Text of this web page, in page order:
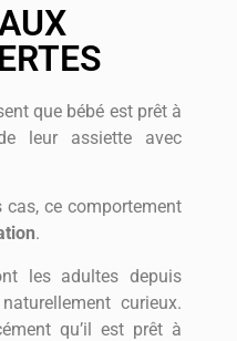
que bébé est prêt à
leur assiette avec
ce comportement
.
les adultes depuis
curieux.
qu’il est prêt à